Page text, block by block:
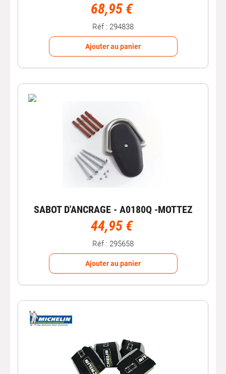
68,95 €
Réf : 294838
Ajouter au panier
SABOT D'ANCRAGE - A0180Q -MOTTEZ
44,95 €
Réf : 295658
Ajouter au panier